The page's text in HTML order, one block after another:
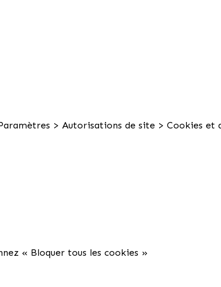
> Autorisations de site > Cookies et
« Bloquer tous les cookies »